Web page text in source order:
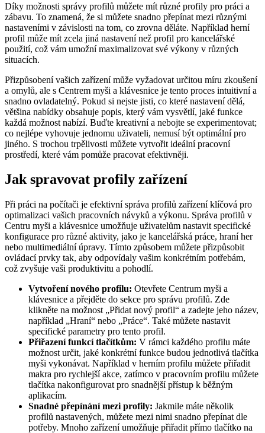
Díky možnosti správy profilů můžete mít různé profily pro práci a
zábavu. To znamená, že si můžete snadno přepínat mezi různými
nastaveními v závislosti na tom, co zrovna děláte. Například herní
profil může mít zcela jiná nastavení než profil pro kancelářské
použití, což vám umožní maximalizovat své výkony v různých
situacích.
Přizpůsobení vašich zařízení může vyžadovat určitou míru zkoušení
a omylů, ale s Centrem myši a klávesnice je tento proces intuitivní a
snadno ovladatelný. Pokud si nejste jisti, co které nastavení dělá,
většina nabídky obsahuje popis, který vám vysvětlí, jaké funkce
každá možnost nabízí. Buďte kreativní a nebojte se experimentovat;
co nejlépe vyhovuje jednomu uživateli, nemusí být optimální pro
jiného. S trochou trpělivosti můžete vytvořit ideální pracovní
prostředí, které vám pomůže pracovat efektivněji.
Jak spravovat profily zařízení
Při práci na počítači je efektivní správa profilů zařízení klíčová pro
optimalizaci vašich pracovních návyků a výkonu. Správa profilů v
Centru myši a klávesnice umožňuje uživatelům nastavit specifické
konfigurace pro různé aktivity, jako je kancelářská práce, hraní her
nebo multimediální úpravy. Tímto způsobem můžete přizpůsobit
ovládací prvky tak, aby odpovídaly vašim konkrétním potřebám,
což zvyšuje vaši produktivitu a pohodlí.
Vytvoření nového profilu: Otevřete Centrum myši a
klávesnice a přejděte do sekce pro správu profilů. Zde
klikněte na možnost „Přidat nový profil“ a zadejte jeho název,
například „Hraní“ nebo „Práce“. Také můžete nastavit
specifické parametry pro tento profil.
Přiřazení funkcí tlačítkům: V rámci každého profilu máte
možnost určit, jaké konkrétní funkce budou jednotlivá tlačítka
myši vykonávat. Například v herním profilu můžete přiřadit
makra pro rychlejší akce, zatímco v pracovním profilu můžete
tlačítka nakonfigurovat pro snadnější přístup k běžným
aplikacím.
Snadné přepínání mezi profily: Jakmile máte několik
profilů nastavených, můžete mezi nimi snadno přepínat dle
potřeby. Mnoho zařízení umožňuje přiřadit přímo tlačítko na